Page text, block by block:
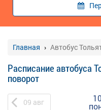
Главная Автобус
Расписание автобуса
поворот
09 авг